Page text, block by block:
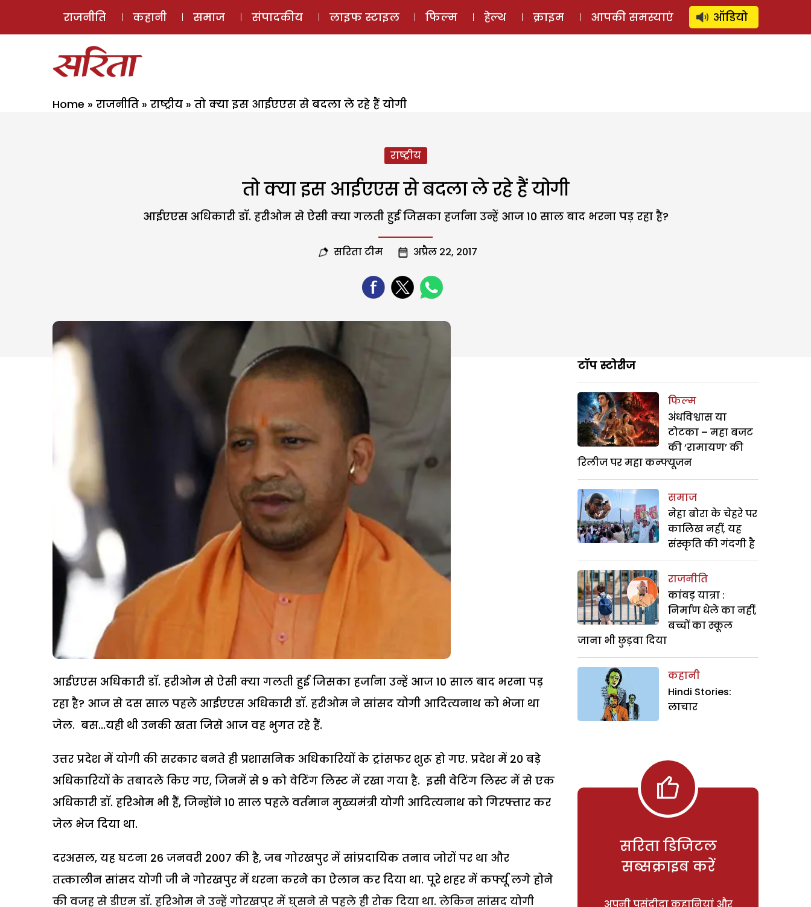
ई-मैगज़ीन ऑडियो स्टोरी लॉग इन ⚲ SUBSCRIBE
राजनीति कहानी समाज संपादकीय लाइफ स्टाइल फिल्म हेल्थ क्राइम आपकी समस्याएं ऑडियो
Home » राजनीति » राष्ट्रीय » तो क्या इस आईएएस से बदला ले रहे हैं योगी
राष्ट्रीय
तो क्या इस आईएएस से बदला ले रहे हैं योगी
आईएएस अधिकारी डॉ. हरीओम से ऐसी क्या गलती हुई जिसका हर्जाना उन्हें आज 10 साल बाद भरना पड़ रहा है?
सरिता टीम अप्रैल 22, 2017
आईएएस अधिकारी डॉ. हरीओम से ऐसी क्या गलती हुई जिसका हर्जाना उन्हें आज 10 साल बाद भरना पड़
रहा है? आज से दस साल पहले आईएएस अधिकारी डॉ. हरीओम ने सांसद योगी आदित्यनाथ को भेजा था
जेल. बस...यही थी उनकी खता जिसे आज वह भुगत रहे हैं.
उत्तर प्रदेश में योगी की सरकार बनते ही प्रशासनिक अधिकारियों के ट्रांसफर शुरू हो गए. प्रदेश में 20 बड़े
अधिकारियों के तबादले किए गए, जिनमें से 9 को वेटिंग लिस्ट में रखा गया है. इसी वेटिंग लिस्ट में से एक
अधिकारी डॉ. हरिओम भी हैं, जिन्होंने 10 साल पहले वर्तमान मुख्यमंत्री योगी आदित्यनाथ को गिरफ्तार कर
जेल भेज दिया था.
दरअसल, यह घटना 26 जनवरी 2007 की है, जब गोरखपुर में सांप्रदायिक तनाव जोरों पर था और
तत्कालीन सांसद योगी जी ने गोरखपुर में धरना करने का ऐलान कर दिया था. पूरे शहर में कर्फ्यू लगे होने
की वजह से डीएम डॉ. हरिओम ने उन्हें गोरखपुर में घुसने से पहले ही रोक दिया था. लेकिन सांसद योगी
टॉप स्टोरीज
फिल्म
अंधविश्वास या
टोटका – महा बजट
की ‘रामायण’ की
रिलीज पर महा कन्फ्यूजन
समाज
नेहा बोरा के चेहरे पर
कालिख नहीं, यह
संस्कृति की गंदगी है
राजनीति
कांवड़ यात्रा :
निर्माण धेले का नहीं,
बच्चों का स्कूल
जाना भी छुड़वा दिया
कहानी
Hindi Stories:
लाचार
सरिता डिजिटल
सब्सक्राइब करें